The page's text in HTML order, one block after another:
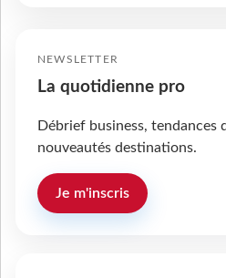
NEWSLETTER
La quotidienne pro
Débrief business,
nouveautés destinations.
Je m'inscris